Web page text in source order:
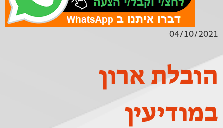
04/10/2021
הובלת ארון
במודיעין